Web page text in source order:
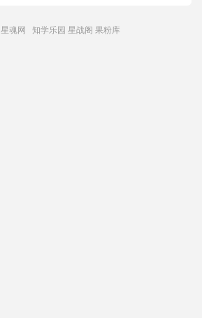
星魂网 知学乐园 星战阁 果粉库